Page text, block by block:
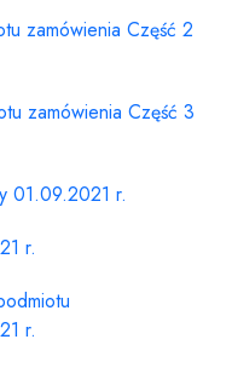
zamówienia Część 2
zamówienia Część 3
01.09.2021 r.
r.
r.